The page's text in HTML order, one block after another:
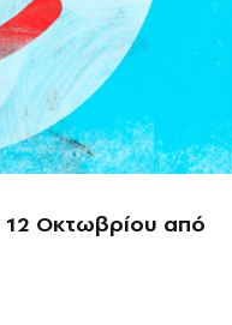
Οκτωβρίου από